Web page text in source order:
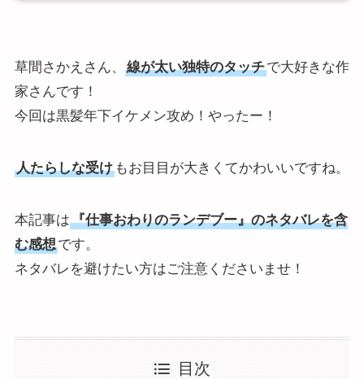
草間さかえさん、 線が太い独特のタッチで大好きな作
家さんです！
今回は黒髪年下イケメン攻め！やったー！
人たらしな受けもお目目が大きくてかわいいですね。
本記事は『仕事おわりのランデブー』のネタバレを含
む感想です。
ネタバレを避けたい方はご注意くださいませ！
目次